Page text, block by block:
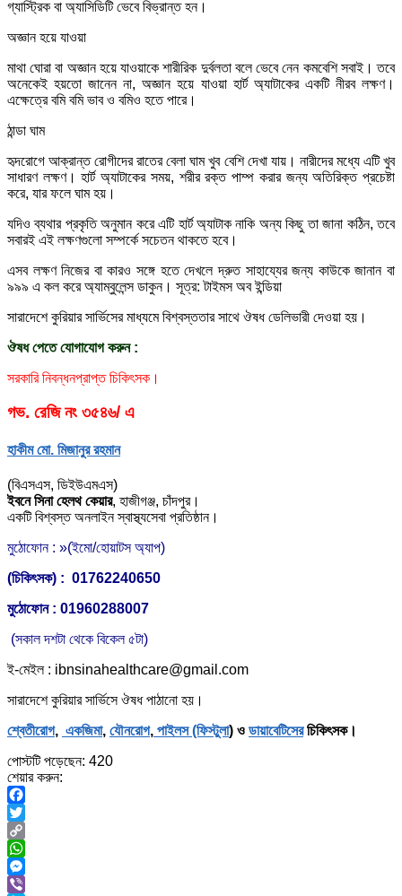
গ্যাস্ট্রিক বা অ্যাসিডিটি ভেবে বিভ্রান্ত হন।
অজ্ঞান হয়ে যাওয়া
মাথা ঘোরা বা অজ্ঞান হয়ে যাওয়াকে শারীরিক দুর্বলতা বলে ভেবে নেন কমবেশি সবাই। তবে
অনেকেই হয়তো জানেন না, অজ্ঞান হয়ে যাওয়া হার্ট অ্যাটাকের একটি নীরব লক্ষণ।
এক্ষেত্রে বমি বমি ভাব ও বমিও হতে পারে।
ঠান্ডা ঘাম
হৃদরোগে আক্রান্ত রোগীদের রাতের বেলা ঘাম খুব বেশি দেখা যায়। নারীদের মধ্যে এটি খুব
সাধারণ লক্ষণ। হার্ট অ্যাটাকের সময়, শরীর রক্ত পাম্প করার জন্য অতিরিক্ত প্রচেষ্টা
করে, যার ফলে ঘাম হয়।
যদিও ব্যথার প্রকৃতি অনুমান করে এটি হার্ট অ্যাটাক নাকি অন্য কিছু তা জানা কঠিন, তবে
সবারই এই লক্ষণগুলো সম্পর্কে সচেতন থাকতে হবে।
এসব লক্ষণ নিজের বা কারও সঙ্গে হতে দেখলে দ্রুত সাহায্যের জন্য কাউকে জানান বা
৯৯৯ এ কল করে অ্যাম্বুলেন্স ডাকুন। সূত্র: টাইমস অব ইন্ডিয়া
সারাদেশে কুরিয়ার সার্ভিসের মাধ্যমে বিশ্বস্ততার সাথে ঔষধ ডেলিভারী দেওয়া হয়।
ঔষধ পেতে যোগাযোগ করুন :
সরকারি নিবন্ধনপ্রাপ্ত চিকিৎসক।
গভ. রেজি নং ৩৫৪৬/ এ
হাকীম মো. মিজানুর রহমান
(বিএসএস, ডিইউএমএস)
ইবনে সিনা হেলথ কেয়ার, হাজীগঞ্জ, চাঁদপুর।
একটি বিশ্বস্ত অনলাইন স্বাস্থ্যসেবা প্রতিষ্ঠান।
মুঠোফোন : »(ইমো/হোয়াটস অ্যাপ)
(চিকিৎসক) : 01762240650
মুঠোফোন : 01960288007
(সকাল দশটা থেকে বিকেল ৫টা)
ই-মেইল : ibnsinahealthcare@gmail.com
সারাদেশে কুরিয়ার সার্ভিসে ঔষধ পাঠানো হয়।
শ্বেতীরোগ, একজিমা, যৌনরোগ, পাইলস (ফিস্টুলা) ও ডায়াবেটিসেরচিকিৎসক।
পোস্টটি পড়েছেন: 420
শেয়ার করুন:
Facebook
Twitter
Copy
Link
WhatsApp
Messenger